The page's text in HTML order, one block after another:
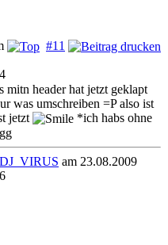
#11
mitn header hat jetzt geklapt
was umschreiben =P also ist
jetzt
*ich habs ohne
DJ_VIRUS am 23.08.2009